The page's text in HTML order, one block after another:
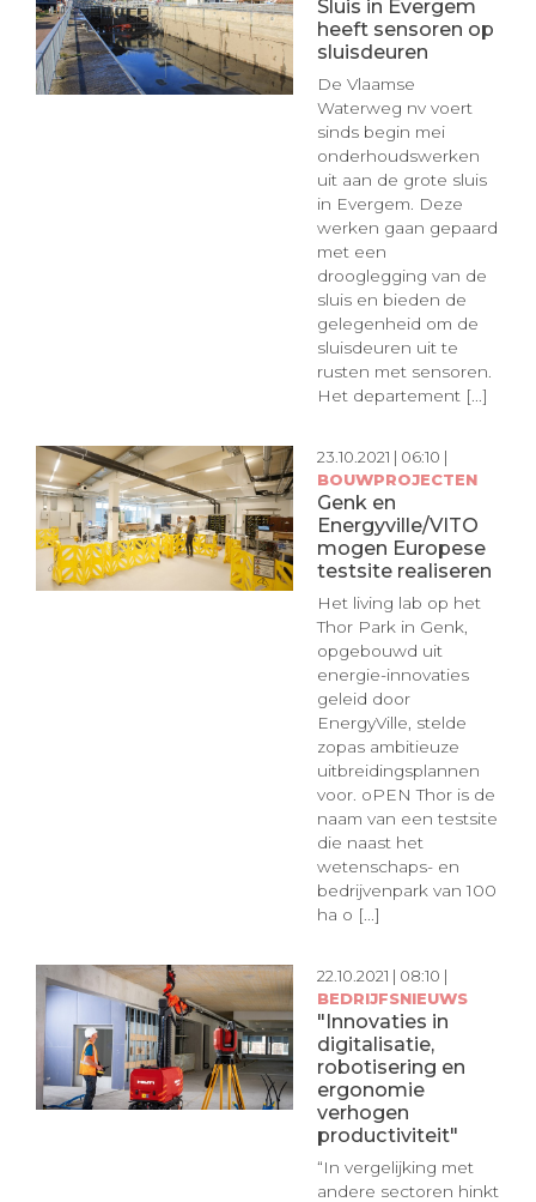
Sluis in Evergem
heeft sensoren op
sluisdeuren
De Vlaamse
Waterweg nv voert
sinds begin mei
onderhoudswerken
uit aan de grote sluis
in Evergem. Deze
werken gaan gepaard
met een
drooglegging van de
sluis en bieden de
gelegenheid om de
sluisdeuren uit te
rusten met sensoren.
Het departement [...]
23.10.2021 | 06:10 |
BOUWPROJECTEN
Genk en
Energyville/VITO
mogen Europese
testsite realiseren
Het living lab op het
Thor Park in Genk,
opgebouwd uit
energie-innovaties
geleid door
EnergyVille, stelde
zopas ambitieuze
uitbreidingsplannen
voor. oPEN Thor is de
naam van een testsite
die naast het
wetenschaps- en
bedrijvenpark van 100
ha o [...]
22.10.2021 | 08:10 |
BEDRIJFSNIEUWS
"Innovaties in
digitalisatie,
robotisering en
ergonomie
verhogen
productiviteit"
“In vergelijking met
andere sectoren hinkt